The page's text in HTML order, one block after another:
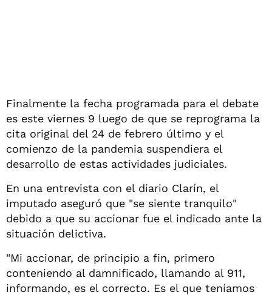
Finalmente la fecha programada para el debate
es este viernes 9 luego de que se reprograma la
cita original del 24 de febrero último y el
comienzo de la pandemia suspendiera el
desarrollo de estas actividades judiciales.
En una entrevista con el diario Clarín, el
imputado aseguró que "se siente tranquilo"
debido a que su accionar fue el indicado ante la
situación delictiva.
"Mi accionar, de principio a fin, primero
conteniendo al damnificado, llamando al 911,
informando, es el correcto. Es el que teníamos